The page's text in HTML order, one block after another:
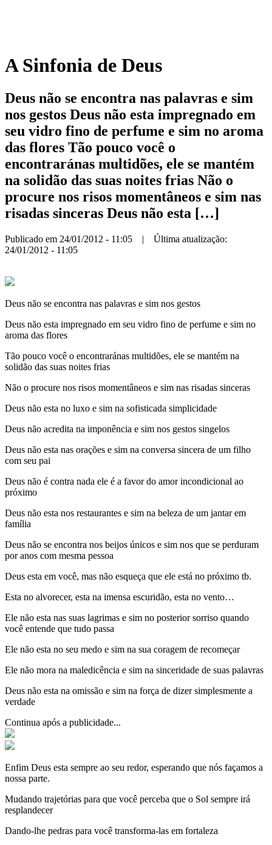
A Sinfonia de Deus
Deus não se encontra nas palavras e sim
nos gestos Deus não esta impregnado em
seu vidro fino de perfume e sim no aroma
das flores Tão pouco você o
encontraránas multidões, ele se mantém
na solidão das suas noites frias Não o
procure nos risos momentâneos e sim nas
risadas sinceras Deus não esta […]
Publicado em 24/01/2012 - 11:05 | Última atualização:
24/01/2012 - 11:05
Deus não se encontra nas palavras e sim nos gestos
Deus não esta impregnado em seu vidro fino de perfume e sim no
aroma das flores
Tão pouco você o encontraránas multidões, ele se mantém na
solidão das suas noites frias
Não o procure nos risos momentâneos e sim nas risadas sinceras
Deus não esta no luxo e sim na sofisticada simplicidade
Deus não acredita na imponência e sim nos gestos singelos
Deus não esta nas orações e sim na conversa sincera de um filho
com seu pai
Deus não é contra nada ele é a favor do amor incondicional ao
próximo
Deus não esta nos restaurantes e sim na beleza de um jantar em
família
Deus não se encontra nos beijos únicos e sim nos que se perduram
por anos com mesma pessoa
Deus esta em você, mas não esqueça que ele está no próximo tb.
Esta no alvorecer, esta na imensa escuridão, esta no vento…
Ele não esta nas suas lagrimas e sim no posterior sorriso quando
você entende que tudo passa
Ele não esta no seu medo e sim na sua coragem de recomeçar
Ele não mora na maledicência e sim na sinceridade de suas palavras
Deus não esta na omissão e sim na força de dizer simplesmente a
verdade
Continua após a publicidade...
Enfim Deus esta sempre ao seu redor, esperando que nós façamos a
nossa parte.
Mudando trajetórias para que você perceba que o Sol sempre irá
resplandecer
Dando-lhe pedras para você transforma-las em fortaleza